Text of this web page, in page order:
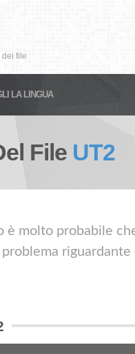
dei file
LA LINGUA
File UT2
è molto probabile